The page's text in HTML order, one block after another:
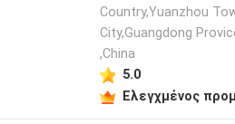
Country,Yuanzhou
City,Guangdong
,China
5.0
Ελεγχμένος